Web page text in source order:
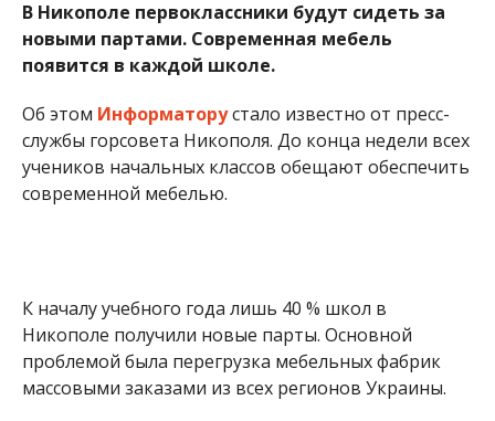
В Никополе первоклассники будут сидеть за
новыми партами. Современная мебель
появится в каждой школе.
Об этом Информаторустало известно от пресс-
службы горсовета Никополя. До конца недели всех
учеников начальных классов обещают обеспечить
современной мебелью.
К началу учебного года лишь 40 % школ в
Никополе получили новые парты. Основной
проблемой была перегрузка мебельных фабрик
массовыми заказами из всех регионов Украины.